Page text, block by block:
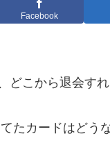
Facebook
どこから退会す
たカードはどう